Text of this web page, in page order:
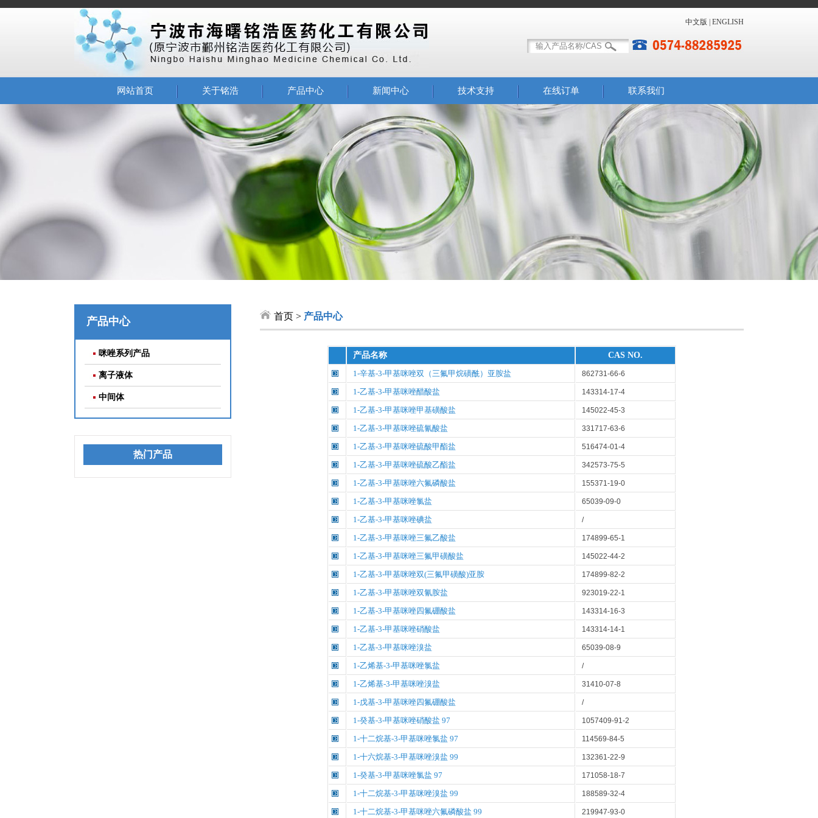
中文版 ENGLISH
网站首页 关于铭浩 产品中心 新闻中心 技术支持 在线订单 联系我们
产品中心
咪唑系列产品
离子液体
中间体
热门产品
首页 > 产品中心
产品名称
CAS NO.
1-辛基-3-甲基咪唑双（三氟甲烷磺酰）亚胺盐
862731-66-6
1-乙基-3-甲基咪唑醋酸盐 143314-17-4
1-乙基-3-甲基咪唑甲基磺酸盐 145022-45-3
1-乙基-3-甲基咪唑硫氰酸盐 331717-63-6
1-乙基-3-甲基咪唑硫酸甲酯盐 516474-01-4
1-乙基-3-甲基咪唑硫酸乙酯盐 342573-75-5
1-乙基-3-甲基咪唑六氟磷酸盐 155371-19-0
1-乙基-3-甲基咪唑氯盐 65039-09-0
1-乙基-3-甲基咪唑碘盐 /
1-乙基-3-甲基咪唑三氟乙酸盐 174899-65-1
1-乙基-3-甲基咪唑三氟甲磺酸盐 145022-44-2
1-乙基-3-甲基咪唑双(三氟甲磺酸)亚胺 174899-82-2
1-乙基-3-甲基咪唑双氰胺盐 923019-22-1
1-乙基-3-甲基咪唑四氟硼酸盐 143314-16-3
1-乙基-3-甲基咪唑硝酸盐 143314-14-1
1-乙基-3-甲基咪唑溴盐 65039-08-9
1-乙烯基-3-甲基咪唑氯盐 /
1-乙烯基-3-甲基咪唑溴盐 31410-07-8
1-戊基-3-甲基咪唑四氟硼酸盐 /
1-癸基-3-甲基咪唑硝酸盐 97 1057409-91-2
1-十二烷基-3-甲基咪唑氯盐 97 114569-84-5
1-十六烷基-3-甲基咪唑溴盐 99 132361-22-9
1-癸基-3-甲基咪唑氯盐 97 171058-18-7
1-十二烷基-3-甲基咪唑溴盐 99 188589-32-4
1-十二烷基-3-甲基咪唑六氟磷酸盐 99 219947-93-0